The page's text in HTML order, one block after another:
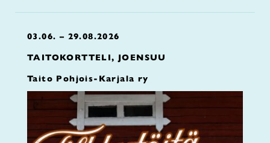
03.06. – 29.08.2026
TAITOKORTTELI, JOENSUU
Taito Pohjois-Karjala ry